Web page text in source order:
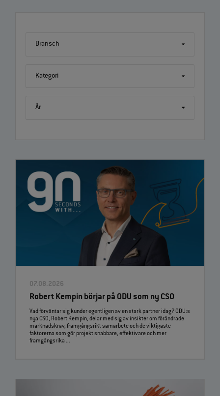
Bransch
Kategori
År
07.08.2026
Robert Kempin börjar på ODU som ny CSO
Vad förväntar sig kunder egentligen av en stark partner idag? ODU:s
nya CSO, Robert Kempin, delar med sig av insikter om förändrade
marknadskrav, framgångsrikt samarbete och de viktigaste
faktorerna som gör projekt snabbare, effektivare och mer
framgångsrika ...